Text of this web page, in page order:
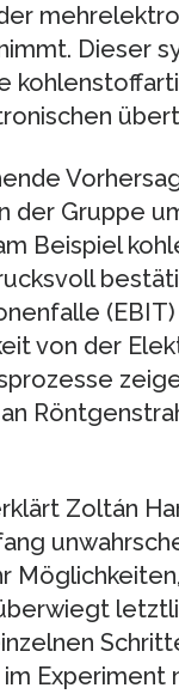
Dieser
Gruppe
Beispiel
von der
Zoltán